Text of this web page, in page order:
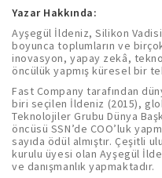
Yazar Hakkında:
Ayşegül İldeniz, Silikon
boyunca toplumların ve
inovasyon, yapay zekâ,
öncülük yapmış küresel bir
Fast Company tarafından
biri seçilen İldeniz (2015),
Teknolojiler Grubu Dünya
öncüsü SSN’de COO’luk
sayıda ödül almıştır. Çeşitli
kurulu üyesi olan Ayşegül
ve danışmanlık yapmaktadır.